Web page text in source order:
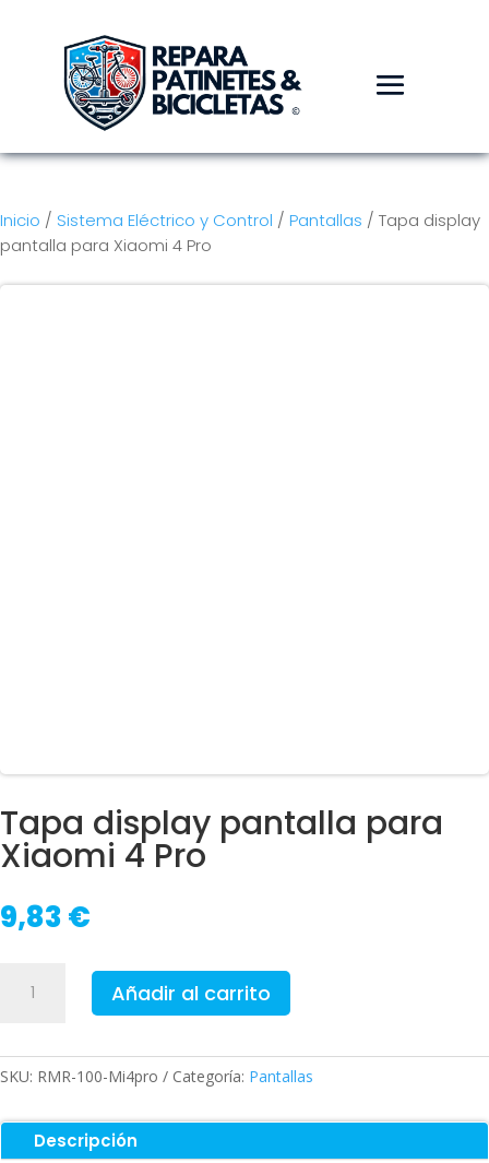
Inicio / Sistema Eléctrico y Control / Pantallas / Tapa display
pantalla para Xiaomi 4 Pro
Tapa display pantalla para
Xiaomi 4 Pro
9,83€
display
Xiaomi
Pro
cantidad
Añadir al carrito
SKU: RMR-100-Mi4pro Categoría: Pantallas
Descripción